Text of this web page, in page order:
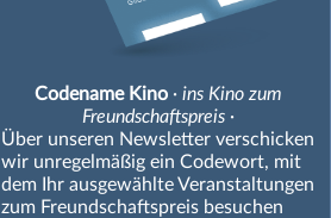
Codename Kino · ins Kino zum
Freundschaftspreis ·
Über unseren Newsletter verschicken
wir unregelmäßig ein Codewort, mit
dem Ihr ausgewählte Veranstaltungen
zum Freundschaftspreis besuchen